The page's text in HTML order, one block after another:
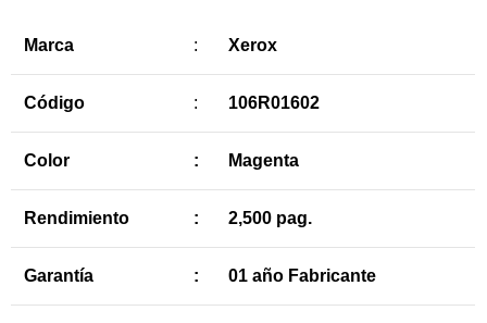
Marca : Xerox
Código : 106R01602
Color : Magenta
Rendimiento : 2,500 pag.
Garantía : 01 año Fabricante